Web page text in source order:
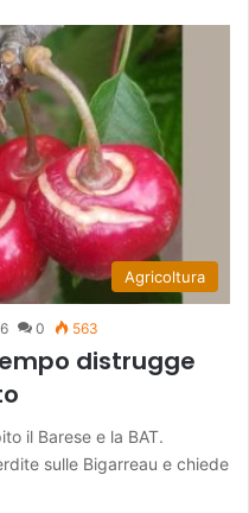
Agricoltura
0 563
distrugge
il Barese e la BAT.
sulle Bigarreau e chiede